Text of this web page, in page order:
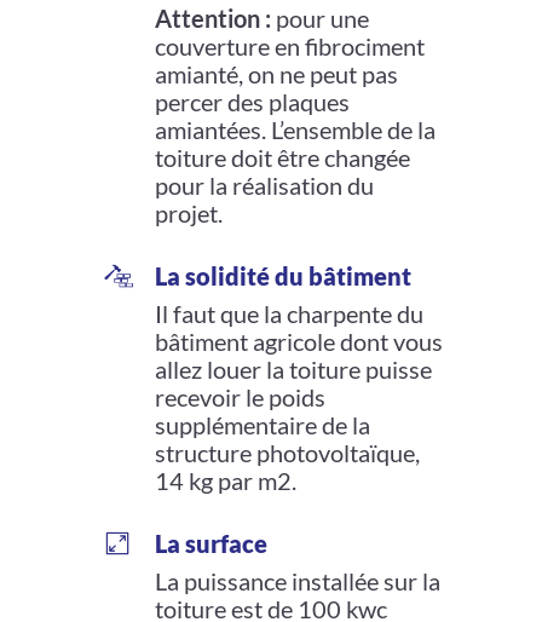
Attention: pour une
couverture en fibrociment
amianté, on ne peut pas
percer des plaques
amiantées. L’ensemble de la
toiture doit être changée
pour la réalisation du
projet.
La solidité du bâtiment
Il faut que la charpente du
bâtiment agricole dont vous
allez louer la toiture puisse
recevoir le poids
supplémentaire de la
structure photovoltaïque,
14 kg par m2.
La surface
La puissance installée sur la
toiture est de 100 kwc